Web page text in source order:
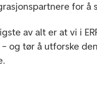
for å
av alt er at vi i
og tør å utforske